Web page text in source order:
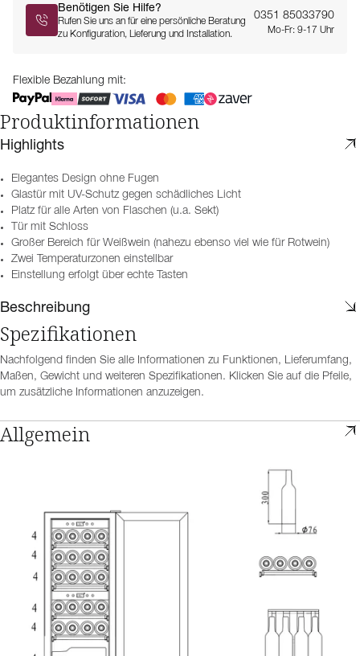
Benötigen Sie Hilfe?
Rufen Sie uns an für eine persönliche Beratung
zu Konfiguration, Lieferung und Installation.
0351 85033790
Mo-Fr: 9-17 Uhr
Flexible Bezahlung mit:
Produktinformationen
Highlights
Elegantes Design ohne Fugen
Glastür mit UV-Schutz gegen schädliches Licht
Platz für alle Arten von Flaschen (u.a. Sekt)
Tür mit Schloss
Großer Bereich für Weißwein (nahezu ebenso viel wie für Rotwein)
Zwei Temperaturzonen einstellbar
Einstellung erfolgt über echte Tasten
Beschreibung
Spezifikationen
Nachfolgend finden Sie alle Informationen zu Funktionen, Lieferumfang,
Maßen, Gewicht und weiteren Spezifikationen. Klicken Sie auf die Pfeile,
um zusätzliche Informationen anzuzeigen.
Allgemein